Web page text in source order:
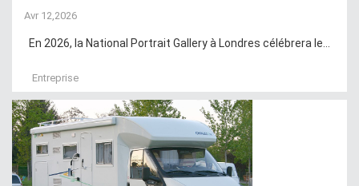
Avr 12,2026
En 2026, la National Portrait Gallery à Londres célébrera le...
Entreprise